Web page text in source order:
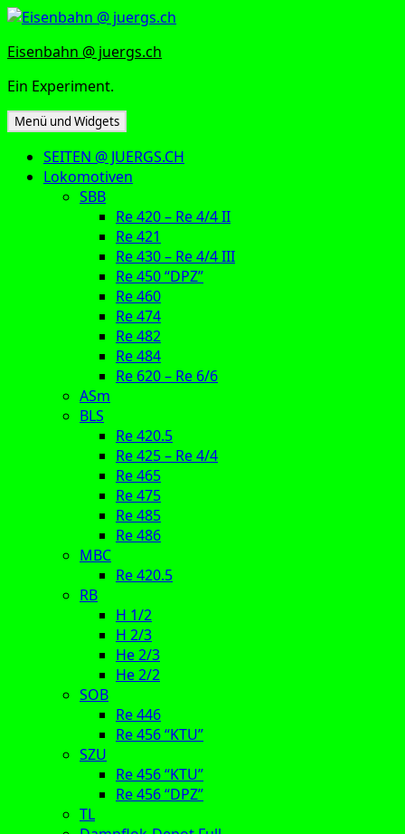
Zum
springen
Eisenbahn @ juergs.ch
Ein Experiment.
Menü und Widgets
SEITEN @ JUERGS.CH
Lokomotiven
SBB
Re 420 – Re 4/4 II
Re 421
Re 430 – Re 4/4 III
Re 450 “DPZ”
Re 460
Re 474
Re 482
Re 484
Re 620 – Re 6/6
ASm
BLS
Re 420.5
Re 425 – Re 4/4
Re 465
Re 475
Re 485
Re 486
MBC
Re 420.5
RB
H 1/2
H 2/3
He 2/3
He 2/2
SOB
Re 446
Re 456 “KTU”
SZU
Re 456 “KTU”
Re 456 “DPZ”
TL